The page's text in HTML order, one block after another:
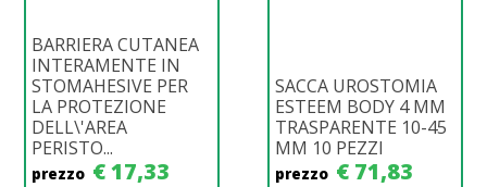
BARRIERA CUTANEA
INTERAMENTE IN
STOMAHESIVE PER
LA PROTEZIONE
DELL\'AREA
PERISTO...
prezzo € 17,33
SACCA UROSTOMIA
ESTEEM BODY 4 MM
TRASPARENTE 10-45
MM 10 PEZZI
prezzo € 71,83